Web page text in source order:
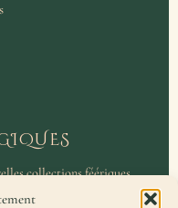
collections féériques
de l'atelier.